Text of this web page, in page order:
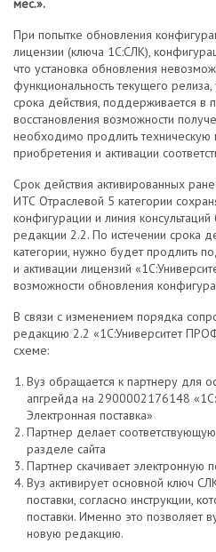
мес.».
При попытке обновления
лицензии (ключа 1С:СЛК),
что установка обновления
функциональность текущего
срока действия, поддерживается
восстановления возможности
необходимо продлить
приобретения и активации
Срок действия активированных
ИТС Отраслевой 5 категории
конфигурации и линия
редакции 2.2. По истечении срока
категории, нужно будет продлить
и активации лицензий
возможности обновления
В связи с изменением порядка
редакцию 2.2 «1С:Университет
схеме:
Вуз обращается к партнеру для
апгрейда на 2900002176148
Электронная поставка»
Партнер делает
разделе сайта
Партнер скачивает электронную
Вуз активирует основной ключ
поставки, согласно инструкции,
поставки. Именно это позволяет
новую редакцию.